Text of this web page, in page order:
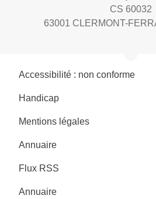
CS 60032
63001 CLERMONT-
Accessibilité : non conforme
Handicap
Mentions légales
Annuaire
Flux RSS
Annuaire